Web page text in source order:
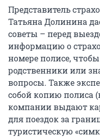
Представитель
Татьяна Долинина
советы – перед
информацию о
номере полисе,
родственники или
вопросы. Также
собой копию полиса
компании выдают
для поездок за
туристическую